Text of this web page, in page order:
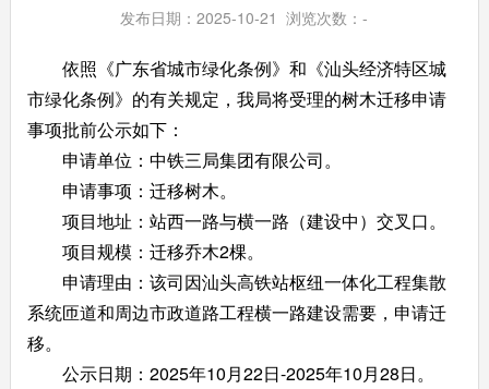
发布日期：2025-10-21 浏览次数：-
依照《广东省城市绿化条例》和《汕头经济特区城
市绿化条例》的有关规定，我局将受理的树木迁移申请
事项批前公示如下：
申请单位：中铁三局集团有限公司。
申请事项：迁移树木。
项目地址：站西一路与横一路（建设中）交叉口。
项目规模：迁移乔木2棵。
申请理由：该司因汕头高铁站枢纽一体化工程集散
系统匝道和周边市政道路工程横一路建设需要，申请迁
移。
公示日期：2025年10月22日-2025年10月28日。